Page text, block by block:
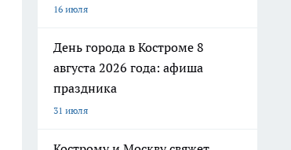
16 июля
День города в Костроме 8
августа 2026 года: афиша
праздника
31 июля